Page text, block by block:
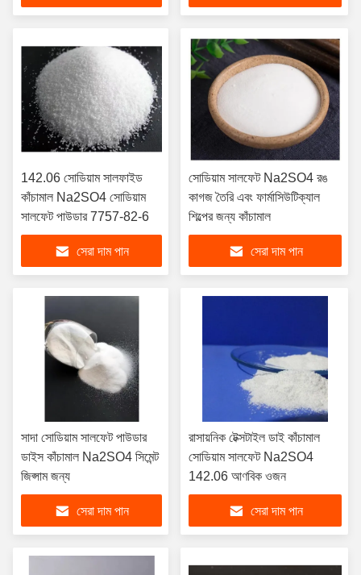
142.06 সোডিয়াম সালফাইড
কাঁচামাল Na2SO4 সোডিয়াম
সালফেট পাউডার 7757-82-6
সেরা দাম পান
সোডিয়াম সালফেট Na2SO4 রঙ
কাগজ তৈরি এবং ফার্মাসিউটিক্যাল
শিল্পের জন্য কাঁচামাল
সেরা দাম পান
সাদা সোডিয়াম সালফেট পাউডার
ডাইস কাঁচামাল Na2SO4 সিমেন্ট
জিপ্সাম জন্য
সেরা দাম পান
রাসায়নিক টেক্সটাইল ডাই কাঁচামাল
সোডিয়াম সালফেট Na2SO4
142.06 আণবিক ওজন
সেরা দাম পান